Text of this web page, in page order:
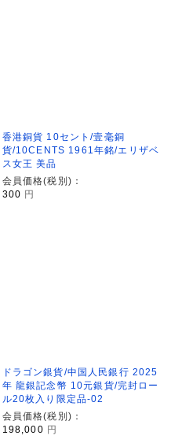
香港銅貨 10セント/壹毫銅
貨/10CENTS 1961年銘/エリザベ
ス女王 美品
会員価格(税別)：
300 円
ドラゴン銀貨/中国人民銀行 2025
年 龍銀記念幣 10元銀貨/完封ロー
ル20枚入り限定品-02
会員価格(税別)：
198,000 円